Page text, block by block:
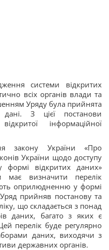
системи відкритих
всіх органів влади та
Уряду була прийнята
дані. З цієї постанови
інформаційної
закону України «Про
України щодо доступу
формі відкритих даних»
має визначити перелік
оприлюдненню у формі
прийняв постанову та
що складається з понад
даних, багато з яких є
перелік буде регулярно
даних, виходячи з
державних органів.